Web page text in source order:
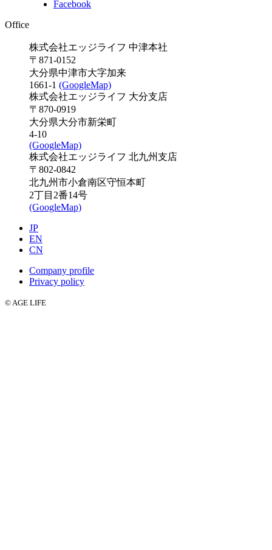
Facebook
Office
株式会社エッジライフ 中津本社
〒871-0152
大分県中津市大字加来
1661-1 (GoogleMap)
株式会社エッジライフ 大分支店
〒870-0919
大分県大分市新栄町
4-10
(GoogleMap)
株式会社エッジライフ 北九州支店
〒802-0842
北九州市小倉南区守恒本町
2丁目2番14号
(GoogleMap)
JP
EN
CN
Company profile
Privacy policy
© AGE LIFE